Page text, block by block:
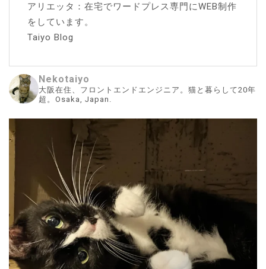
アリエッタ：在宅でワードプレス専門にWEB制作
をしています。
Taiyo Blog
Nekotaiyo
大阪在住、フロントエンドエンジニア。猫と暮らして20年
超。Osaka, Japan.